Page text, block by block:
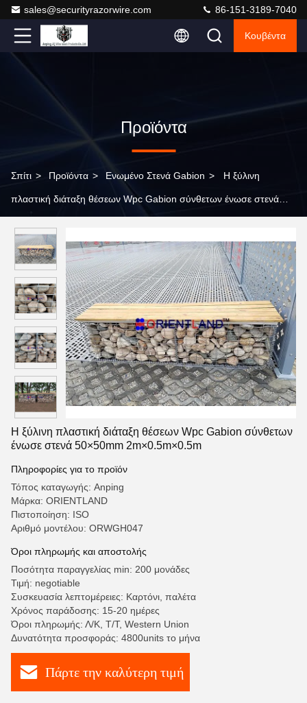
sales@securityrazorwire.com 86-151-3189-7040
Κουβέντα
Προϊόντα
Σπίτι > Προϊόντα > Ενωμένο Στενά Gabion > Η ξύλινη
πλαστική διάταξη θέσεων Wpc Gabion σύνθετων ένωσε στενά
Η ξύλινη πλαστική διάταξη θέσεων Wpc Gabion σύνθετων
ένωσε στενά 50×50mm 2m×0.5m×0.5m
Πληροφορίες για το προϊόν
Τόπος καταγωγής: Anping
Μάρκα: ORIENTLAND
Πιστοποίηση: ISO
Αριθμό μοντέλου: ORWGH047
Όροι πληρωμής και αποστολής
Ποσότητα παραγγελίας min: 200 μονάδες
Τιμή: negotiable
Συσκευασία λεπτομέρειες: Καρτόνι, παλέτα
Χρόνος παράδοσης: 15-20 ημέρες
Όροι πληρωμής: Λ/Κ, Τ/Τ, Western Union
Δυνατότητα προσφοράς: 4800units το μήνα
Πάρτε την καλύτερη τιμή